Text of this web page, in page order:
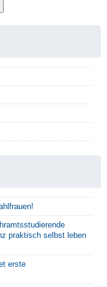
praktisch selbst leben
erste